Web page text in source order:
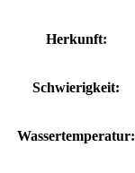
Herkunft:
Schwierigkeit:
Wassertemperatur: